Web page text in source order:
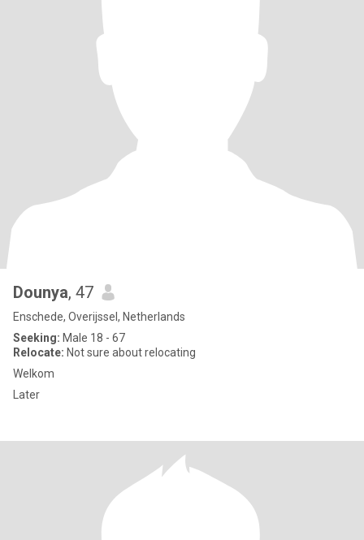
Dounya, 47
Enschede, Overijssel, Netherlands
Seeking: Male 18 - 67
Relocate: Not sure about relocating
Welkom
Later